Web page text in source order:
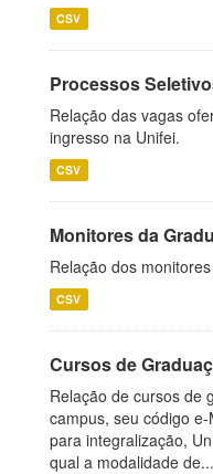
CSV
Processos
Relação das vagas
ingresso na Unifei.
CSV
Monitores da
Relação dos
CSV
Cursos de
Relação de cursos de
campus, seu código
para integralização,
qual a modalidade de...